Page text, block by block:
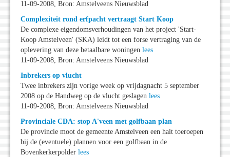
11-09-2008, Bron: Amstelveens Nieuwsblad
Complexiteit rond erfpacht vertraagt Start Koop
De complexe eigendomsverhoudingen van het project 'Start-
Koop Amstelveen' (SKA) leidt tot een forse vertraging van de
oplevering van deze betaalbare woningen lees
11-09-2008, Bron: Amstelveens Nieuwsblad
Inbrekers op vlucht
Twee inbrekers zijn vorige week op vrijdagnacht 5 september
2008 op de Handweg op de vlucht geslagen lees
11-09-2008, Bron: Amstelveens Nieuwsblad
Provinciale CDA: stop A'veen met golfbaan plan
De provincie moot de gemeente Amstelveen een halt toeroepen
bij de (eventuele) plannen voor een golfbaan in de
Bovenkerkerpolder lees